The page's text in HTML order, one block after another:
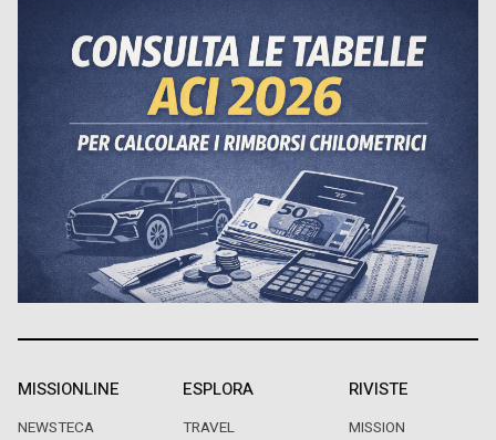
MISSIONLINE
NEWSTECA
ESPLORA
TRAVEL
RIVISTE
MISSION